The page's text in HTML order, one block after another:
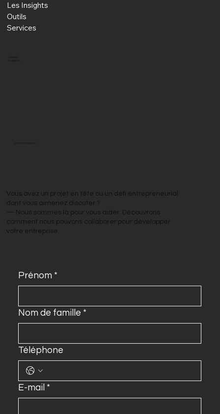
Les Insights
Outils
Services
Vous avez un projet en tête ou un défi entrepreneurial
dont vous aimeriez discuter ?
— Nous sommes là pour vous aider. Découvrons
comment nous pouvons collaborer pour développer
votre entreprise.
Prénom *
Nom de famille *
Téléphone
E-mail *